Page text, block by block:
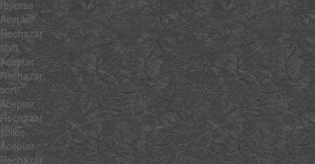
reverse
Aceptar
Rechazar
shift
Aceptar
Rechazar
sort
Aceptar
Rechazar
splice
Aceptar
Rechazar